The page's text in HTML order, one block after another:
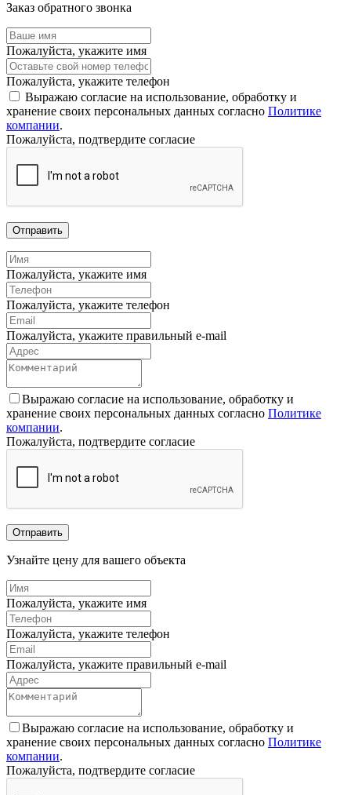
Заказ обратного звонка
Пожалуйста, укажите имя
Пожалуйста, укажите телефон
Выражаю согласие на использование, обработку и
хранение своих персональных данных согласно Политике
компании.
Пожалуйста, подтвердите согласие
Отправить
Пожалуйста, укажите имя
Пожалуйста, укажите телефон
Пожалуйста, укажите правильный e-mail
Выражаю согласие на использование, обработку и
хранение своих персональных данных согласно Политике
компании.
Пожалуйста, подтвердите согласие
Отправить
Узнайте цену для вашего объекта
Пожалуйста, укажите имя
Пожалуйста, укажите телефон
Пожалуйста, укажите правильный e-mail
Выражаю согласие на использование, обработку и
хранение своих персональных данных согласно Политике
компании.
Пожалуйста, подтвердите согласие